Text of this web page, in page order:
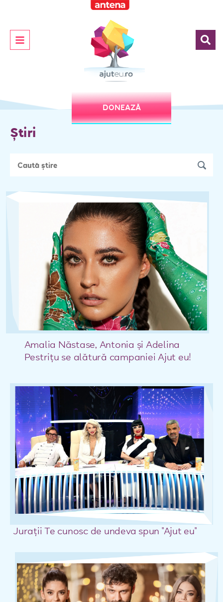
DONEAZĂ
Știri
Amalia Năstase, Antonia şi Adelina
Pestriţu se alătură campaniei Ajut eu!
Juraţii Te cunosc de undeva spun "Ajut eu"